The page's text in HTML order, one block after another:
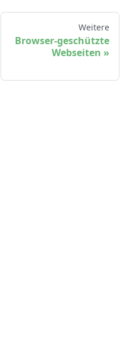
Weitere
Browser-geschützte
Webseiten